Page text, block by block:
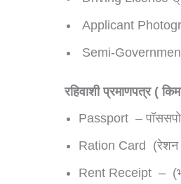
Applicant
Semi-
रहिवाशी प्रमाणपत्र (
Passport –
Ration Card (रेशन
Rent Receipt –